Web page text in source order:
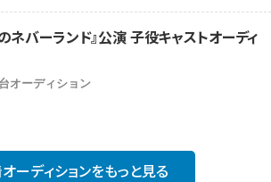
ネバーランド』公演 子役キャストオーディ
オーディション
ーディションをもっと見る